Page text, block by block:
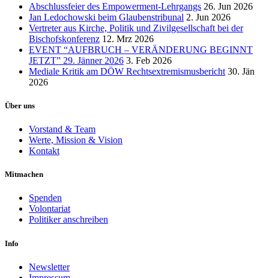
Abschlussfeier des Empowerment-Lehrgangs 26. Jun 2026
Jan Ledochowski beim Glaubenstribunal 2. Jun 2026
Vertreter aus Kirche, Politik und Zivilgesellschaft bei der
Bischofskonferenz 12. Mrz 2026
EVENT “AUFBRUCH – VERÄNDERUNG BEGINNT
JETZT” 29. Jänner 2026 3. Feb 2026
Mediale Kritik am DÖW Rechtsextremismusbericht 30. Jän
2026
Über uns
Vorstand & Team
Werte, Mission & Vision
Kontakt
Mitmachen
Spenden
Volontariat
Politiker anschreiben
Info
Newsletter